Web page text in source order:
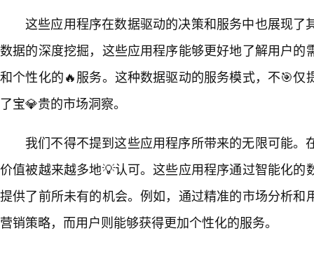
这些应用程序在数据驱动的决策和服务中也展现了
数据的深度挖掘，这些应用程序能够更好地了解用户的
和个性化的🔥服务。这种数据驱动的服务模式，不🎯仅
了宝💎贵的市场洞察。
我们不得不提到这些应用程序所带来的无限可能。
价值被越来越多地💡认可。这些应用程序通过智能化的
提供了前所未有的机会。例如，通过精准的市场分析和
营销策略，而用户则能够获得更加个性化的服务。